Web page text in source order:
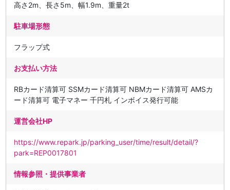
高さ2m、長さ5m、幅1.9m、重量2t
駐車場形態
フラップ式
お支払い方法
RBカード清算可 SSMカード清算可 NBMカード清算可 AMSカ
ード清算可 電子マネー 千円札 インボイス発行可能
運営会社HP
https://www.repark.jp/parking_user/time/result/detail/?
park=REP0017801
情報参照・提供事業者